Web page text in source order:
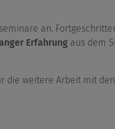
an.
Erfahrung aus dem
die weitere Arbeit mit den